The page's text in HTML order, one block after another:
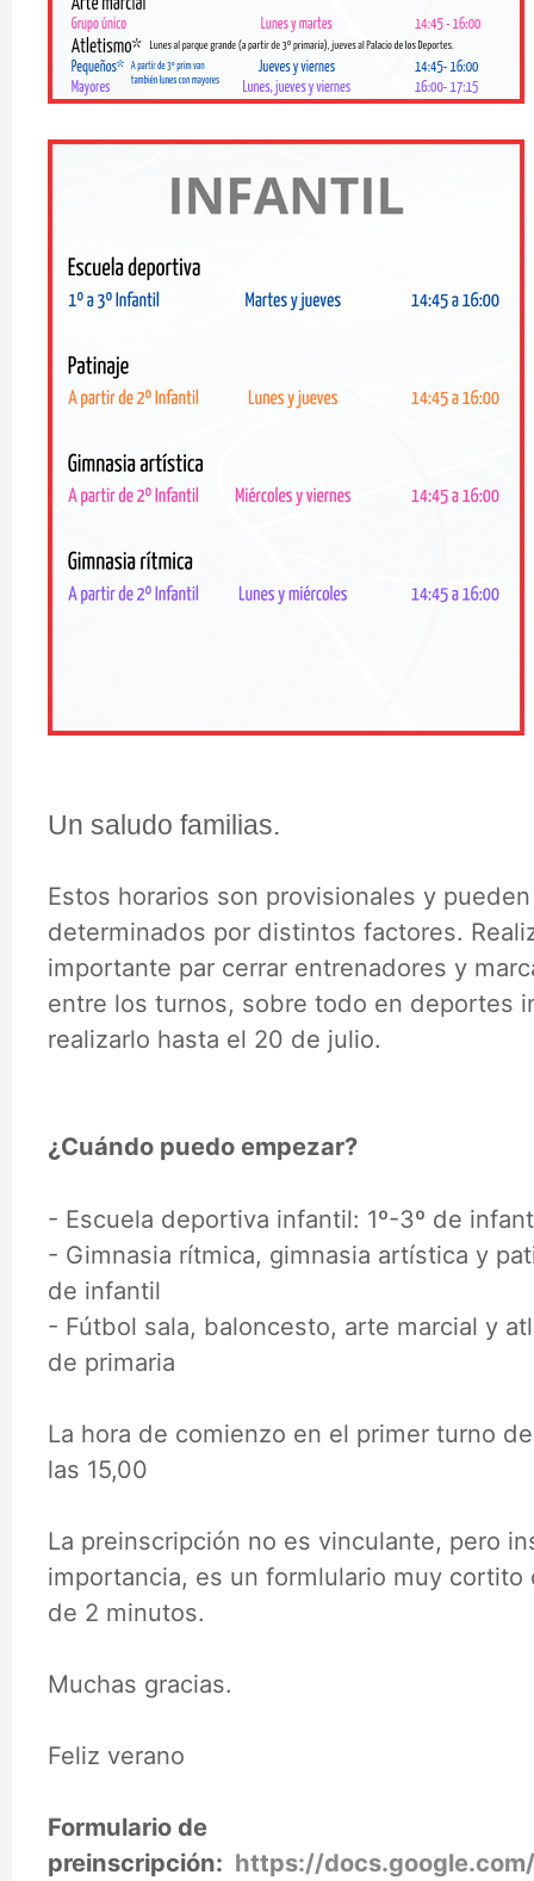
Un saludo familias.
Estos horarios son provisionales y
determinados por distintos factores.
importante par cerrar entrenadores y
entre los turnos, sobre todo en deportes
realizarlo hasta el 20 de julio.
¿Cuándo puedo empezar?
- Escuela deportiva infantil: 1º-3º de
- Gimnasia rítmica, gimnasia artística y
de infantil
- Fútbol sala, baloncesto, arte marcial y
de primaria
La hora de comienzo en el primer turno
las 15,00
La preinscripción no es vinculante, pero
importancia, es un formlulario muy cortito
de 2 minutos.
Muchas gracias.
Feliz verano
Formulario de
preinscripción: https://